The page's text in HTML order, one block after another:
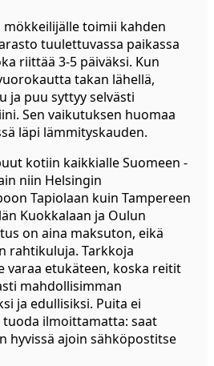
mökkeilijälle toimii kahden
tuulettuvassa paikassa
riittää 3-5 päiväksi. Kun
takan lähellä,
ja puu syttyy selvästi
Sen vaikutuksen huomaa
läpi lämmityskauden.
kotiin kaikkialle Suomeen -
niin Helsingin
Tapiolaan kuin Tampereen
Kuokkalaan ja Oulun
on aina maksuton, eikä
rahtikuluja. Tarkkoja
varaa etukäteen, koska reitit
mahdollisimman
ja edullisiksi. Puita ei
ilmoittamatta: saat
hyvissä ajoin sähköpostitse